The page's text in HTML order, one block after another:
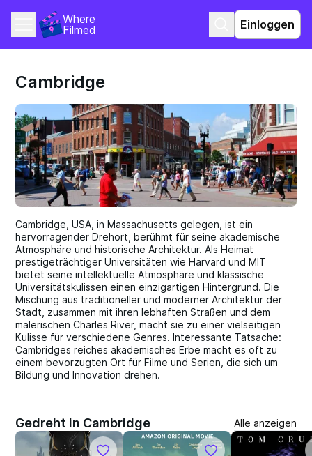
Where
Filmed
Einloggen
Cambridge
Cambridge, USA, in Massachusetts gelegen, ist ein
hervorragender Drehort, berühmt für seine akademische
Atmosphäre und historische Architektur. Als Heimat
prestigeträchtiger Universitäten wie Harvard und MIT
bietet seine intellektuelle Atmosphäre und klassische
Universitätskulissen einen einzigartigen Hintergrund. Die
Mischung aus traditioneller und moderner Architektur der
Stadt, zusammen mit ihren lebhaften Straßen und dem
malerischen Charles River, macht sie zu einer vielseitigen
Kulisse für verschiedene Genres. Interessante Tatsache:
Cambridges reiches akademisches Erbe macht es oft zu
einem bevorzugten Ort für Filme und Serien, die sich um
Bildung und Innovation drehen.
Gedreht in Cambridge Alle anzeigen